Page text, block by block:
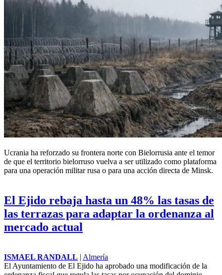
Ucrania ha reforzado su frontera norte con Bielorrusia ante el temor
de que el territorio bielorruso vuelva a ser utilizado como plataforma
para una operación militar rusa o para una acción directa de Minsk.
El Ejido rebaja hasta un 48% las tasas de
las terrazas para adaptar la ordenanza al
mercado actual
ISMAEL RANDALL | Almería
El Ayuntamiento de El Ejido ha aprobado una modificación de la